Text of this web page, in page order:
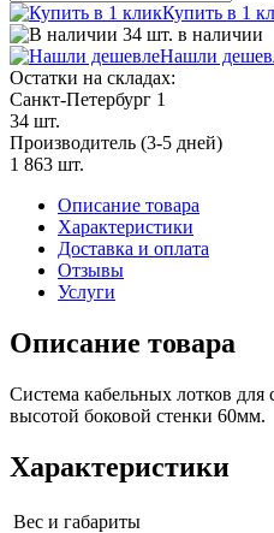
Купить в 1
34 шт. в наличии
Нашли
Остатки на складах:
Санкт-Петербург 1
34 шт.
Производитель (3-5 дней)
1 863 шт.
Описание товара
Характеристики
Доставка и оплата
Отзывы
Услуги
Описание товара
Система кабельных лотков для
высотой боковой стенки 60мм.
Характеристики
Вес и габариты